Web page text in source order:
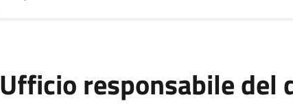
Ufficio responsabile del